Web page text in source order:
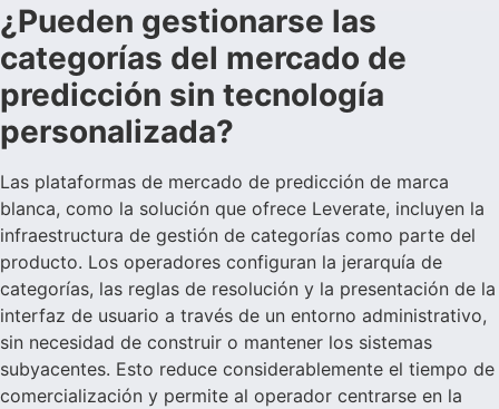
¿Pueden gestionarse las
categorías del mercado de
predicción sin tecnología
personalizada?
Las plataformas de mercado de predicción de marca
blanca, como la solución que ofrece Leverate, incluyen la
infraestructura de gestión de categorías como parte del
producto. Los operadores configuran la jerarquía de
categorías, las reglas de resolución y la presentación de la
interfaz de usuario a través de un entorno administrativo,
sin necesidad de construir o mantener los sistemas
subyacentes. Esto reduce considerablemente el tiempo de
comercialización y permite al operador centrarse en la